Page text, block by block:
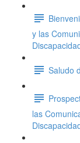
y las
Saludo
las